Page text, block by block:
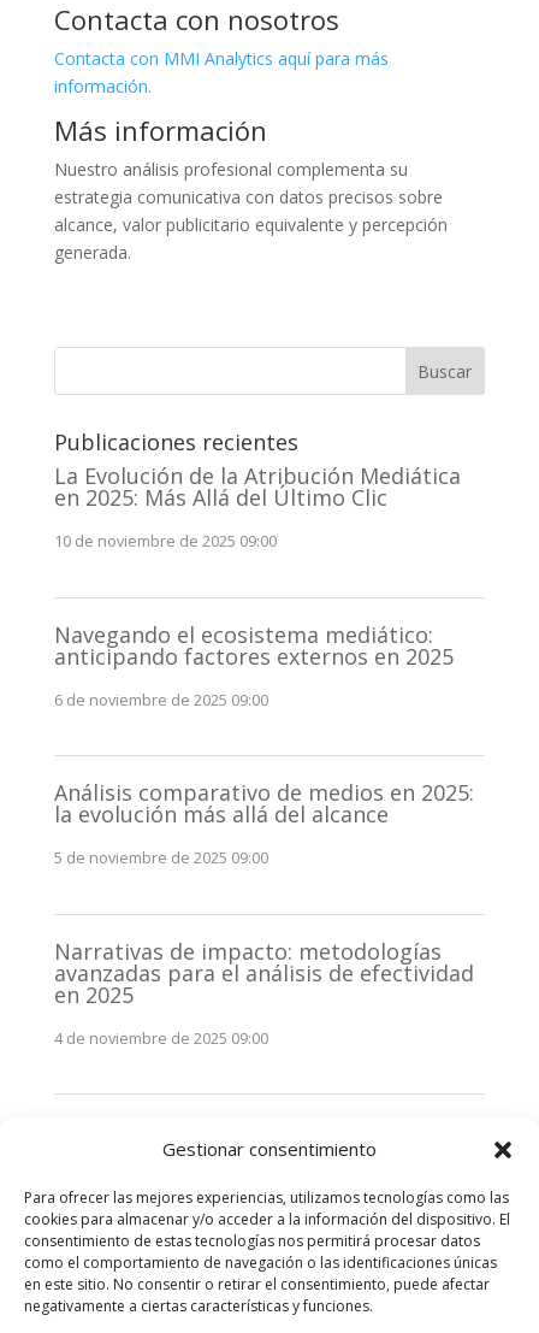
Gestionar consentimiento
Para ofrecer las mejores experiencias, utilizamos tecnologías como las
cookies para almacenar y/o acceder a la información del dispositivo. El
consentimiento de estas tecnologías nos permitirá procesar datos
como el comportamiento de navegación o las identificaciones únicas
en este sitio. No consentir o retirar el consentimiento, puede afectar
negativamente a ciertas características y funciones.
Contacta con nosotros
Contacta con MMI Analytics aquí para más
información.
Más información
Nuestro análisis profesional complementa su
estrategia comunicativa con datos precisos sobre
alcance, valor publicitario equivalente y percepción
generada.
Buscar
Publicaciones recientes
La Evolución de la Atribución Mediática
en 2025: Más Allá del Último Clic
10 de noviembre de 2025 09:00
Navegando el ecosistema mediático:
anticipando factores externos en 2025
6 de noviembre de 2025 09:00
Análisis comparativo de medios en 2025:
la evolución más allá del alcance
5 de noviembre de 2025 09:00
Narrativas de impacto: metodologías
avanzadas para el análisis de efectividad
en 2025
4 de noviembre de 2025 09:00
stakeholders en 2025: La clave de la
3 de noviembre de 2025 09:00
Comentarios recientes